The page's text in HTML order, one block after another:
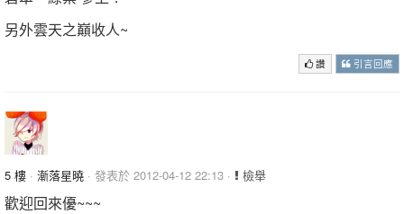
另外雲天之巔收人~
讚 引言回應
5 樓 · 漸落星曉 · 發表於 2012-04-12 22:13 · 檢舉
歡迎回來優~~~